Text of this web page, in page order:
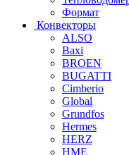
Формат
Конвекторы
ALSO
Baxi
BROEN
BUGATTI
Cimberio
Global
Grundfos
Hermes
HERZ
HME